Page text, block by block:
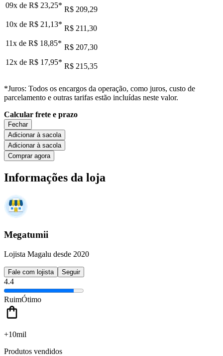
09x de R$ 23,25* R$ 209,29
10x de R$ 21,13* R$ 211,30
11x de R$ 18,85* R$ 207,30
12x de R$ 17,95* R$ 215,35
*Juros: Todos os encargos da operação, como juros, custo de
parcelamento e outras tarifas estão incluídas neste valor.
Calcular frete e prazo
Fechar
Adicionar à sacola
Adicionar à sacola
Comprar agora
Informações da loja
Megatumii
Lojista Magalu desde 2020
Fale com lojista Seguir
4.4
RuimÓtimo
+10mil
Produtos vendidos